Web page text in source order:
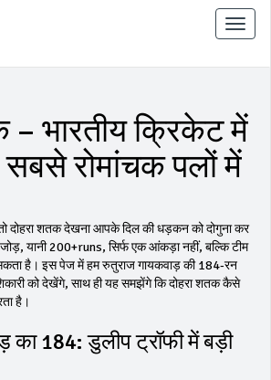
टॉगल
से
– भारतीय क्रिकेट में
रोमांचक पलों में
शतक देखना आपके दिल की धड़कन को दोगुना कर
यानी 200+runs, सिर्फ एक आंकड़ा नहीं, बल्कि टीम
है। इस पेज में हम रुतुराज गायकवाड़ की 184‑रन
को देखेंगे, साथ ही यह समझेंगे कि दोहरा शतक कैसे
है।
का 184: डुलीप ट्रॉफी में बड़ी